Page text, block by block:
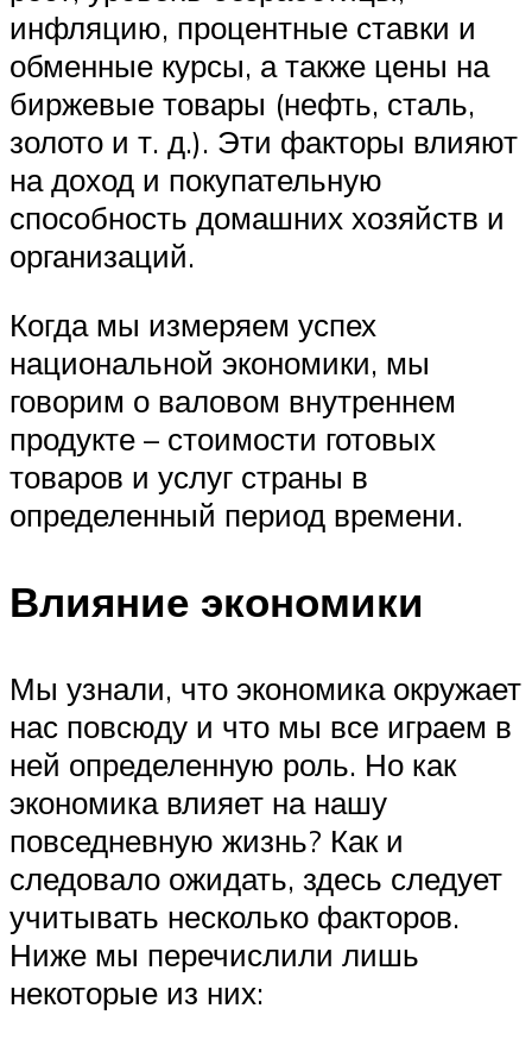
инфляцию, процентные ставки и
обменные курсы, а также цены на
биржевые товары (нефть, сталь,
золото и т. д.). Эти факторы влияют
на доход и покупательную
способность домашних хозяйств и
организаций.
Когда мы измеряем успех
национальной экономики, мы
говорим о валовом внутреннем
продукте – стоимости готовых
товаров и услуг страны в
определенный период времени.
Влияние экономики
Мы узнали, что экономика окружает
нас повсюду и что мы все играем в
ней определенную роль. Но как
экономика влияет на нашу
повседневную жизнь? Как и
следовало ожидать, здесь следует
учитывать несколько факторов.
Ниже мы перечислили лишь
некоторые из них: